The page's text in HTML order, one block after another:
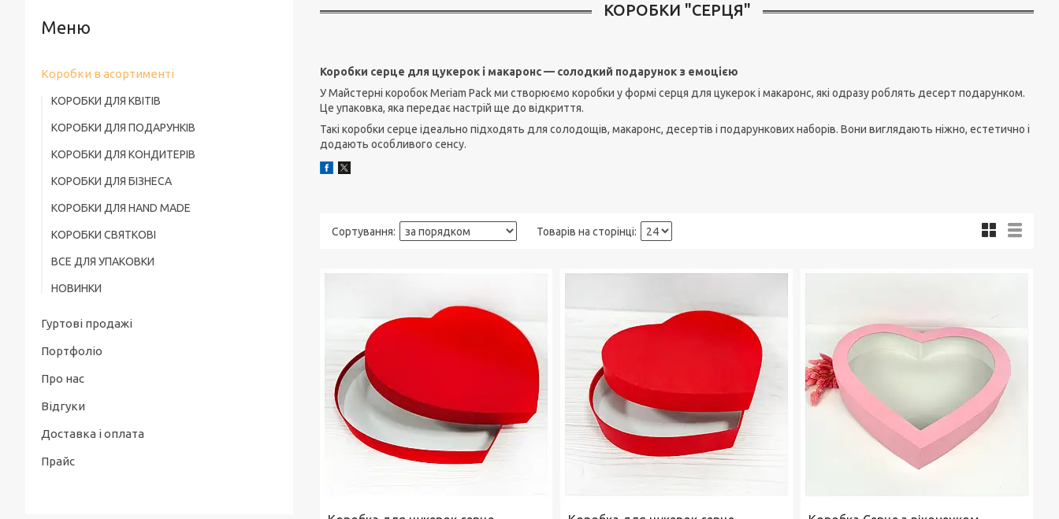
КОРОБКИ "СЕРЦЯ"
Коробки серце для цукерок і макаронс — солодкий подарунок з емоцією
У Майстерні коробок Meriam Pack ми створюємо коробки у формі серця для цукерок і макаронс, які одразу роблять десерт подарунком.
Це упаковка, яка передає настрій ще до відкриття.
Такі коробки серце ідеально підходять для солодощів, макаронс, десертів і подарункових наборів. Вони виглядають ніжно, естетично і
додають особливого сенсу.
Коробки в асортименті
КОРОБКИ ДЛЯ КВІТІВ
КОРОБКИ ДЛЯ ПОДАРУНКІВ
КОРОБКИ ДЛЯ КОНДИТЕРІВ
КОРОБКИ ДЛЯ БІЗНЕСА
КОРОБКИ ДЛЯ HAND MADE
КОРОБКИ СВЯТКОВІ
ВСЕ ДЛЯ УПАКОВКИ
НОВИНКИ
Гуртові продажі
Портфоліо
Про нас
Відгуки
Доставка і оплата
Прайс